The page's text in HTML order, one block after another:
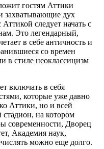
гостям Аттики
захватывающие дух
следует начать с
Это легендарный,
в себе античность и
со времен
в стиле неоклассицизм
включать в себя
которые уже давно
Аттики, но и всей
на котором
современности, Дворец
Академия наук,
можно еще долго.